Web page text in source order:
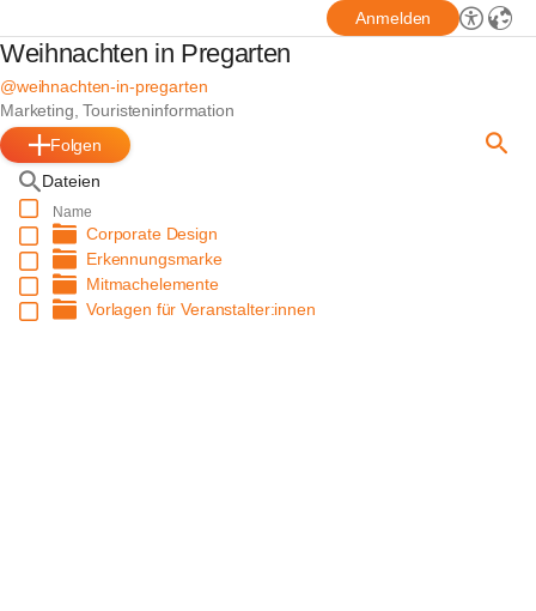
Anmelden
Weihnachten in Pregarten
@weihnachten-in-pregarten
Marketing, Touristeninformation
Folgen
Dateien
Name
Corporate Design
Erkennungsmarke
Mitmachelemente
Vorlagen für Veranstalter:innen